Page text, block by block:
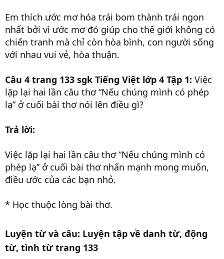
Em thích ước mơ hóa trái bom thành trái ngon
nhất bởi vì ước mơ đó giúp cho thế giới không có
chiến tranh mà chỉ còn hòa bình, con người sống
với nhau vui vẻ, hòa thuận.
Câu 4 trang 133 sgk Tiếng Việt lớp 4 Tập 1: Việc
lặp lại hai lần câu thơ “Nếu chúng mình có phép
lạ” ở cuối bài thơ nói lên điều gì?
Trả lời:
Việc lặp lại hai lần câu thơ “Nếu chúng mình có
phép lạ” ở cuối bài thơ nhấn mạnh mong muốn,
điều ước của các bạn nhỏ.
* Học thuộc lòng bài thơ.
Luyện từ và câu: Luyện tập về danh từ, động
từ, tình từ trang 133